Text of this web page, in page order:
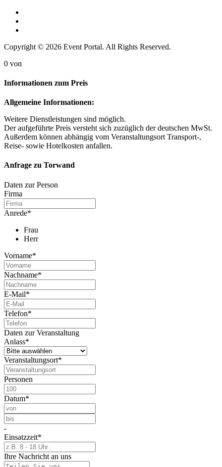
Copyright © 2026 Event Portal. All Rights Reserved.
0 von
Informationen zum Preis
Allgemeine Informationen:
Weitere Dienstleistungen sind möglich.
Der aufgeführte Preis versteht sich zuzüglich der deutschen MwSt.
Außerdem können abhängig vom Veranstaltungsort Transport-,
Reise- sowie Hotelkosten anfallen.
Anfrage zu Torwand
Daten zur Person
Firma
Anrede*
Frau
Herr
Vorname*
Nachname*
E-Mail*
Telefon*
Daten zur Veranstaltung
Anlass*
Veranstaltungsort*
Personen
Datum*
-
Einsatzzeit*
Ihre Nachricht an uns